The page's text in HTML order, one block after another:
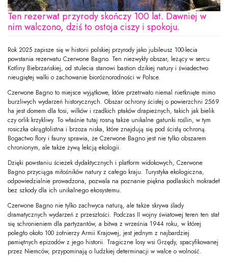
Ten rezerwat przyrody skończy 100 lat. Dawniej w
nim walczono, dziś to ostoja ciszy i spokoju.
Rok 2025 zapisze się w historii polskiej przyrody jako jubileusz 100-lecia
powstania rezerwatu Czerwone Bagno. Ten niezwykły obszar, leżący w sercu
Kotliny Biebrzańskiej, od stulecia stanowi bastion dzikiej natury i świadectwo
nieugiętej walki o zachowanie bioróżnorodności w Polsce.
Czerwone Bagno to miejsce wyjątkowe, które przetrwało niemal nietknięte mimo
burzliwych wydarzeń historycznych. Obszar ochrony ścisłej o powierzchni 2569
ha jest domem dla łosi, wilków i rzadkich ptaków drapieżnych, takich jak bielik
czy orlik krzykliwy. To właśnie tutaj rosną także unikalne gatunki roślin, w tym
rosiczka okrągłolistna i brzoza niska, które znajdują się pod ścisłą ochroną.
Bogactwo flory i fauny sprawia, że Czerwone Bagno jest nie tylko obszarem
chronionym, ale także żywą lekcją ekologii.
Dzięki powstaniu ścieżek dydaktycznych i platform widokowych, Czerwone
Bagno przyciąga miłośników natury z całego kraju. Turystyka ekologiczna,
odpowiedzialnie prowadzona, pozwala na poznanie piękna podlaskich mokradeł
bez szkody dla ich unikalnego ekosystemu.
Czerwone Bagno nie tylko zachwyca naturą, ale także skrywa ślady
dramatycznych wydarzeń z przeszłości. Podczas II wojny światowej teren ten stał
się schronieniem dla partyzantów, a bitwa z września 1944 roku, w której
poległo około 100 żołnierzy Armii Krajowej, jest jednym z najbardziej
pamiętnych epizodów z jego historii. Tragiczne losy wsi Grzędy, spacyfikowanej
przez Niemców, przypominają o ludzkiej determinacji w walce o wolność.